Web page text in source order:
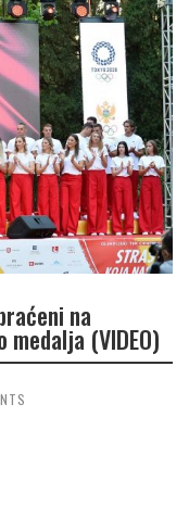
na
(VIDEO)